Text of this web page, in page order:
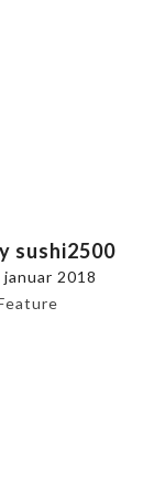
sushi2500
januar 2018